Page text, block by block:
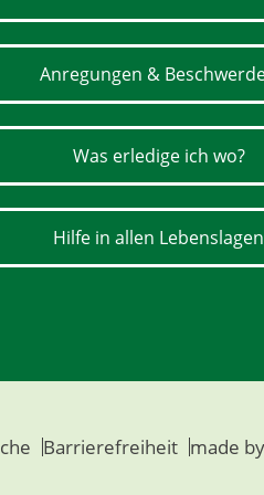
Anregungen &
Was erledige ich wo?
Hilfe in allen Lebenslagen
Barrierefreiheit made by